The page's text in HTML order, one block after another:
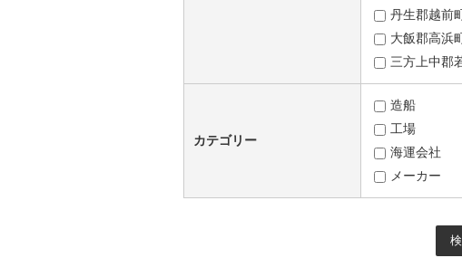
丹生郡越前
大飯郡高浜
三方上中郡
カテゴリー
造船
工場
海運会社
メーカー